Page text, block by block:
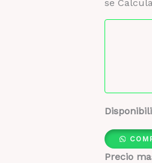
se
Precio